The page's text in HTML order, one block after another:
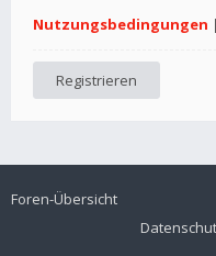
Nutzungsbedingungen |
Registrieren
Foren-Übersicht